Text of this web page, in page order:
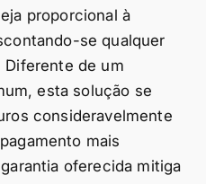
proporcional à
se qualquer
Diferente de um
esta solução se
consideravelmente
mais
oferecida mitiga